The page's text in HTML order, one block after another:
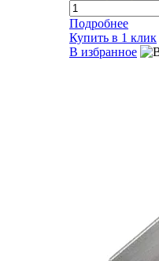
Подробнее
Купить в 1 клик
В избранное